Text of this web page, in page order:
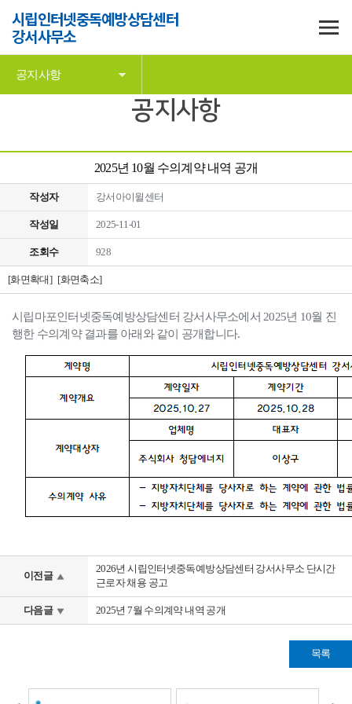
시립인터넷중독예방상담센터
강서사무소
공지사항
공지사항
2025년 10월 수의계약 내역 공개
작성자 강서아이윌센터
작성일 2025-11-01
조회수 928
[화면확대] [화면축소]
시립마포인터넷중독예방상담센터 강서사무소에서 2025년 10월 진
행한 수의계약 결과를 아래와 같이 공개합니다.
이전글
2026년 시립인터넷중독예방상담센터 강서사무소 단시간
근로자 채용 공고
다음글 2025년 7월 수의계약 내역 공개
목록